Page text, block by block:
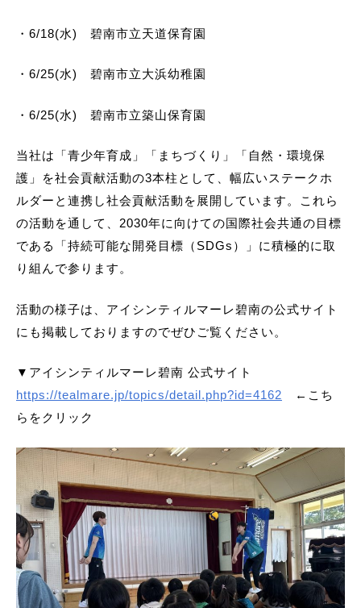
・6/18(水) 碧南市立天道保育園
・6/25(水) 碧南市立大浜幼稚園
・6/25(水) 碧南市立築山保育園
当社は「青少年育成」「まちづくり」「自然・環境保
護」を社会貢献活動の3本柱として、幅広いステークホ
ルダーと連携し社会貢献活動を展開しています。これら
の活動を通して、2030年に向けての国際社会共通の目標
である「持続可能な開発目標（SDGs）」に積極的に取
り組んで参ります。
活動の様子は、アイシンティルマーレ碧南の公式サイト
にも掲載しておりますのでぜひご覧ください。
▼アイシンティルマーレ碧南 公式サイト
https://tealmare.jp/topics/detail.php?id=4162 ←こち
らをクリック